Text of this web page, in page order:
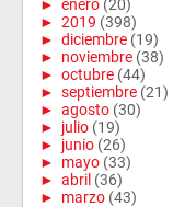
► enero (20)
► 2019 (398)
► diciembre (19)
► noviembre (38)
► octubre (44)
► septiembre (21)
► agosto (30)
► julio (19)
► junio (26)
► mayo (33)
► abril (36)
► marzo (43)